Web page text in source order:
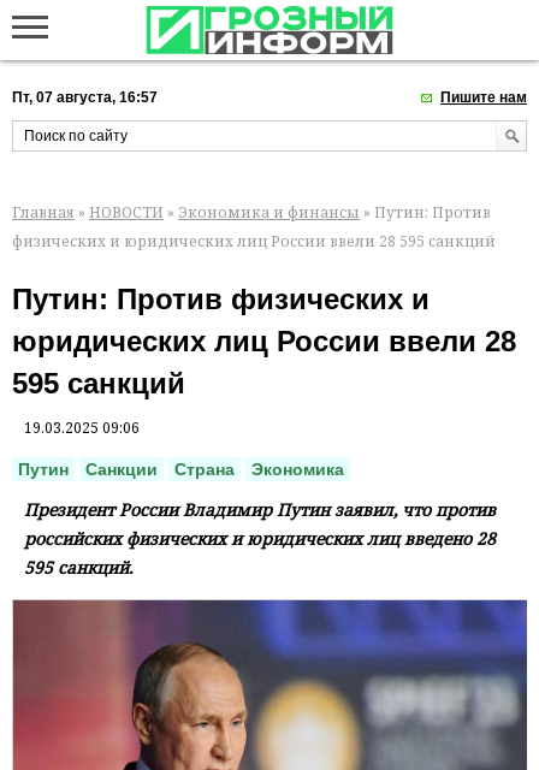
Пт, 07 августа, 16:57 Пишите нам
Главная » НОВОСТИ » Экономика и финансы » Путин: Против
физических и юридических лиц России ввели 28 595 санкций
Путин: Против физических и
юридических лиц России ввели 28
595 санкций
19.03.2025 09:06
Путин Санкции Страна Экономика
Президент России Владимир Путин заявил, что против
российских физических и юридических лиц введено 28
595 санкций.